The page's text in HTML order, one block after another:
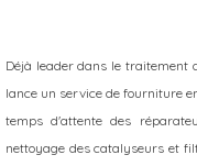
Déjà leader dans le traitement
lance un service de fourniture
temps d'attente des
nettoyage des catalyseurs et